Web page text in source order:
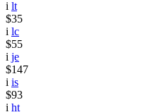
i lt
$35
i lc
$55
i je
$147
i is
$93
i ht